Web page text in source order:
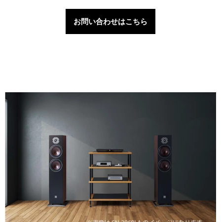
お問い合わせはこちら